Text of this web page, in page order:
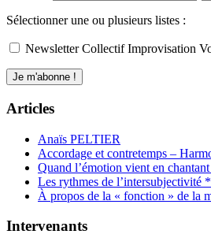
Sélectionner une ou plusieurs listes :
Newsletter Collectif Improvisation
Articles
Anaïs PELTIER
Accordage et contretemps –
Quand l’émotion vient en
Les rythmes de l’intersubjectivité *
À propos de la « fonction » de la
Intervenants